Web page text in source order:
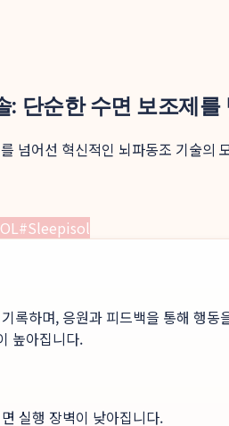
단순한 수면 보조제
넘어선 혁신적인 뇌파동조 기술
#Sleepisol
록하며, 응원과 피드백을 통해 행
높아집니다.
실행 장벽이 낮아집니다.